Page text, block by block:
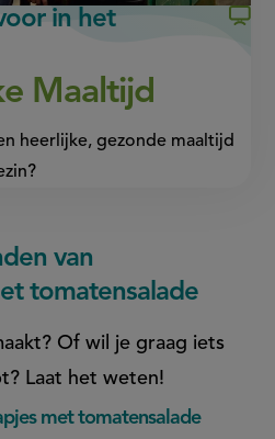
in het
Maaltijd
heerlijke, gezonde maaltijd
van
tomatensalade
Of wil je graag iets
Laat het weten!
met tomatensalade